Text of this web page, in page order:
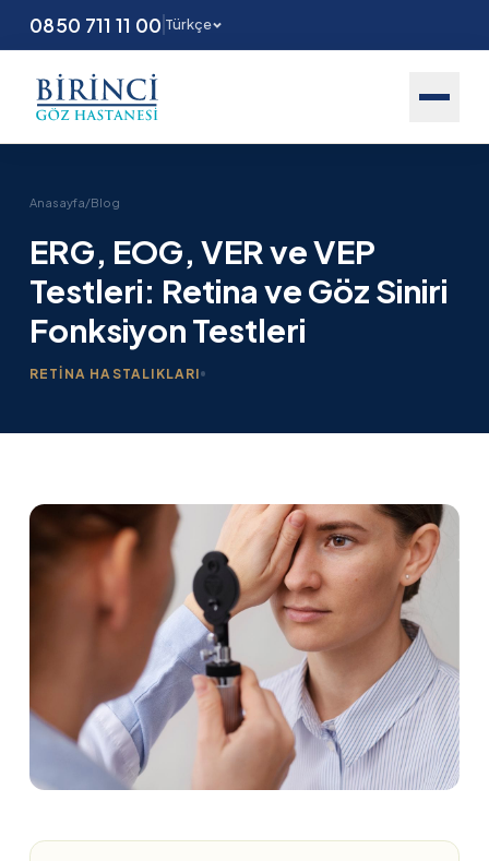
0850 711 11 00 Türkçe
Anasayfa/Blog
ERG, EOG, VER ve VEP
Testleri: Retina ve Göz Siniri
Fonksiyon Testleri
RETINA HASTALIKLARI